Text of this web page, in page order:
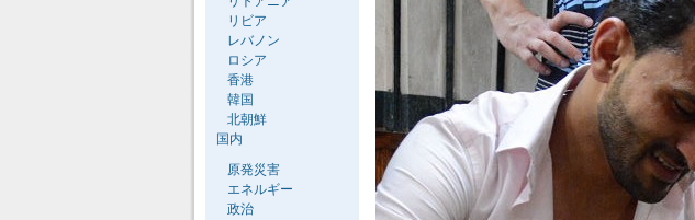
リビア
レバノン
ロシア
香港
韓国
北朝鮮
国内
原発災害
エネルギー
政治